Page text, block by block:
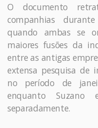
O documento
companhias
quando ambas se
maiores fusões da
entre as antigas
extensa pesquisa de
no período de
enquanto
separadamente.